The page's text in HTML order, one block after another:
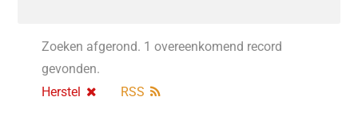
Zoeken afgerond. 1 overeenkomend record
gevonden.
Herstel
RSS